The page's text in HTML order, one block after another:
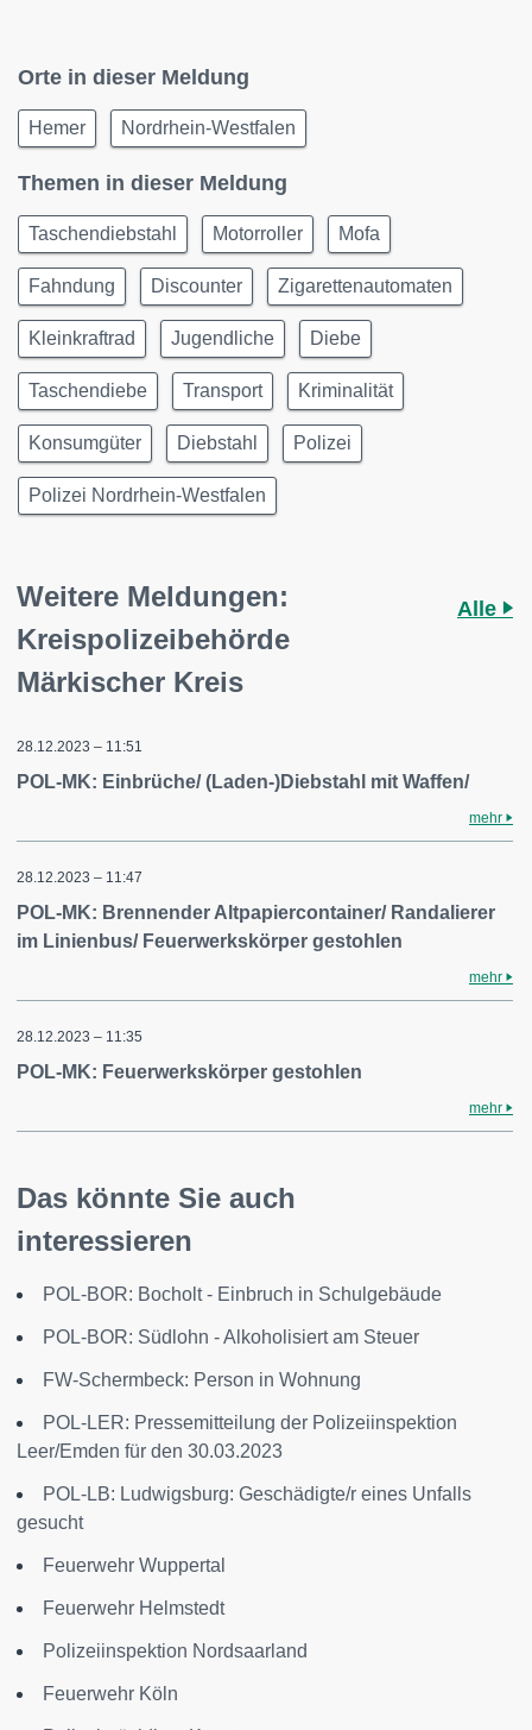
Orte in dieser Meldung
Hemer Nordrhein-Westfalen
Themen in dieser Meldung
Taschendiebstahl Motorroller Mofa
Fahndung Discounter Zigarettenautomaten
Kleinkraftrad Jugendliche Diebe
Taschendiebe Transport Kriminalität
Konsumgüter Diebstahl Polizei
Polizei Nordrhein-Westfalen
Weitere Meldungen:
Kreispolizeibehörde
Märkischer Kreis
Alle
28.12.2023 – 11:51
POL-MK: Einbrüche/ (Laden-)Diebstahl mit Waffen/
mehr
28.12.2023 – 11:47
POL-MK: Brennender Altpapiercontainer/ Randalierer
im Linienbus/ Feuerwerkskörper gestohlen
mehr
28.12.2023 – 11:35
POL-MK: Feuerwerkskörper gestohlen
mehr
Das könnte Sie auch
interessieren
POL-BOR: Bocholt - Einbruch in Schulgebäude
POL-BOR: Südlohn - Alkoholisiert am Steuer
FW-Schermbeck: Person in Wohnung
POL-LER: Pressemitteilung der Polizeiinspektion
Leer/Emden für den 30.03.2023
POL-LB: Ludwigsburg: Geschädigte/r eines Unfalls
gesucht
Feuerwehr Wuppertal
Feuerwehr Helmstedt
Polizeiinspektion Nordsaarland
Feuerwehr Köln